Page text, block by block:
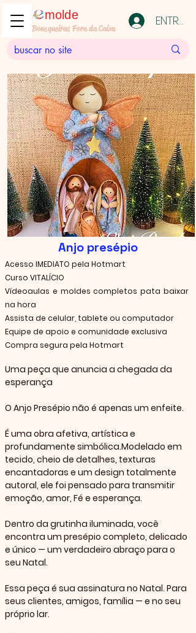
molde
Bonequeiras Fora da Caixa ENTRAR
Anjo presépio
Acesso IMEDIATO pela Hotmart
Curso VITALÍCIO
Vídeoaulas e moldes completos pata baixar
na hora
Assista de celular, tablete ou computador
Equipe de apoio e comunidade exclusiva
Compra segura pela Hotmart
Uma peça que anuncia a chegada da
esperança
O Anjo Presépio não é apenas um enfeite.
É uma obra afetiva, artística e
profundamente simbólica.Modelado em
tecido, cheio de detalhes, texturas
encantadoras e um design totalmente
autoral, ele foi pensado para transmitir
emoção, amor, Fé e esperança.
Dentro da grutinha iluminada, você
encontra um presépio completo, delicado
e único — um verdadeiro abraço para o
seu Natal.
Essa peça é sua assinatura no Natal. Para
seus clientes, amigos, família — e no seu
próprio lar.